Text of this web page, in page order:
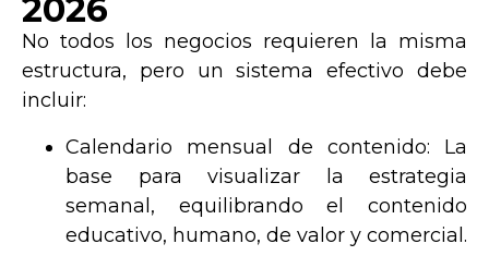
2026
No todos los negocios requieren la misma
estructura, pero un sistema efectivo debe
incluir:
Calendario mensual de contenido: La
base para visualizar la estrategia
semanal, equilibrando el contenido
educativo, humano, de valor y comercial.